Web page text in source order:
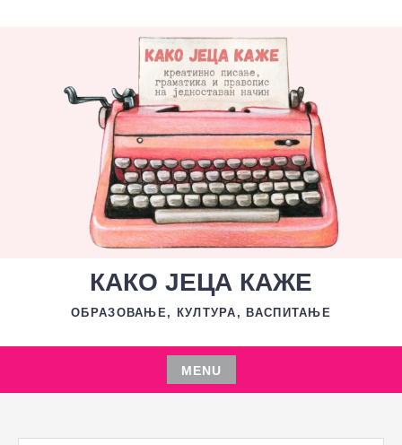
КАКО ЈЕЦА КАЖЕ
ОБРАЗОВАЊЕ, КУЛТУРА, ВАСПИТАЊЕ
MENU
Skip